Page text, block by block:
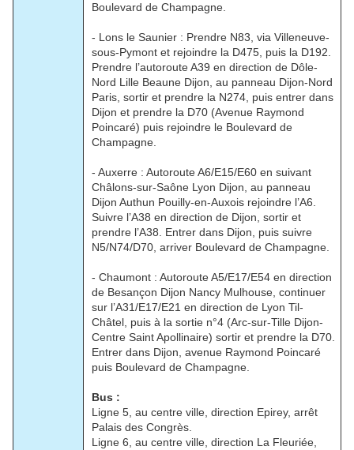
Boulevard de Champagne.
- Lons le Saunier : Prendre N83, via Villeneuve-
sous-Pymont et rejoindre la D475, puis la D192.
Prendre l’autoroute A39 en direction de Dôle-
Nord Lille Beaune Dijon, au panneau Dijon-Nord
Paris, sortir et prendre la N274, puis entrer dans
Dijon et prendre la D70 (Avenue Raymond
Poincaré) puis rejoindre le Boulevard de
Champagne.
- Auxerre : Autoroute A6/E15/E60 en suivant
Châlons-sur-Saône Lyon Dijon, au panneau
Dijon Authun Pouilly-en-Auxois rejoindre l’A6.
Suivre l’A38 en direction de Dijon, sortir et
prendre l’A38. Entrer dans Dijon, puis suivre
N5/N74/D70, arriver Boulevard de Champagne.
- Chaumont : Autoroute A5/E17/E54 en direction
de Besançon Dijon Nancy Mulhouse, continuer
sur l’A31/E17/E21 en direction de Lyon Til-
Châtel, puis à la sortie n°4 (Arc-sur-Tille Dijon-
Centre Saint Apollinaire) sortir et prendre la D70.
Entrer dans Dijon, avenue Raymond Poincaré
puis Boulevard de Champagne.
Bus :
Ligne 5, au centre ville, direction Epirey, arrêt
Palais des Congrès.
Ligne 6, au centre ville, direction La Fleuriée,